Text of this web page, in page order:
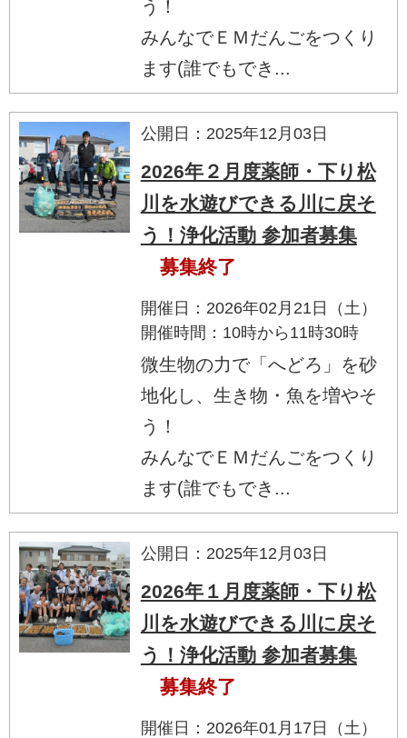
う！
みんなでＥＭだんごをつくり
ます(誰でもでき...
公開日：2025年12月03日
2026年２月度薬師・下り松
川を水遊びできる川に戻そ
う！浄化活動 参加者募集
募集終了
開催日：2026年02月21日（土）
開催時間：10時から11時30時
微生物の力で「へどろ」を砂
地化し、生き物・魚を増やそ
う！
みんなでＥＭだんごをつくり
ます(誰でもでき...
公開日：2025年12月03日
2026年１月度薬師・下り松
川を水遊びできる川に戻そ
う！浄化活動 参加者募集
募集終了
開催日：2026年01月17日（土）